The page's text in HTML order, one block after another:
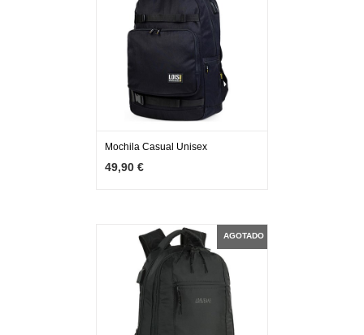
AGOTADO
Mochila Casual Unisex
49,90 €
AGOTADO